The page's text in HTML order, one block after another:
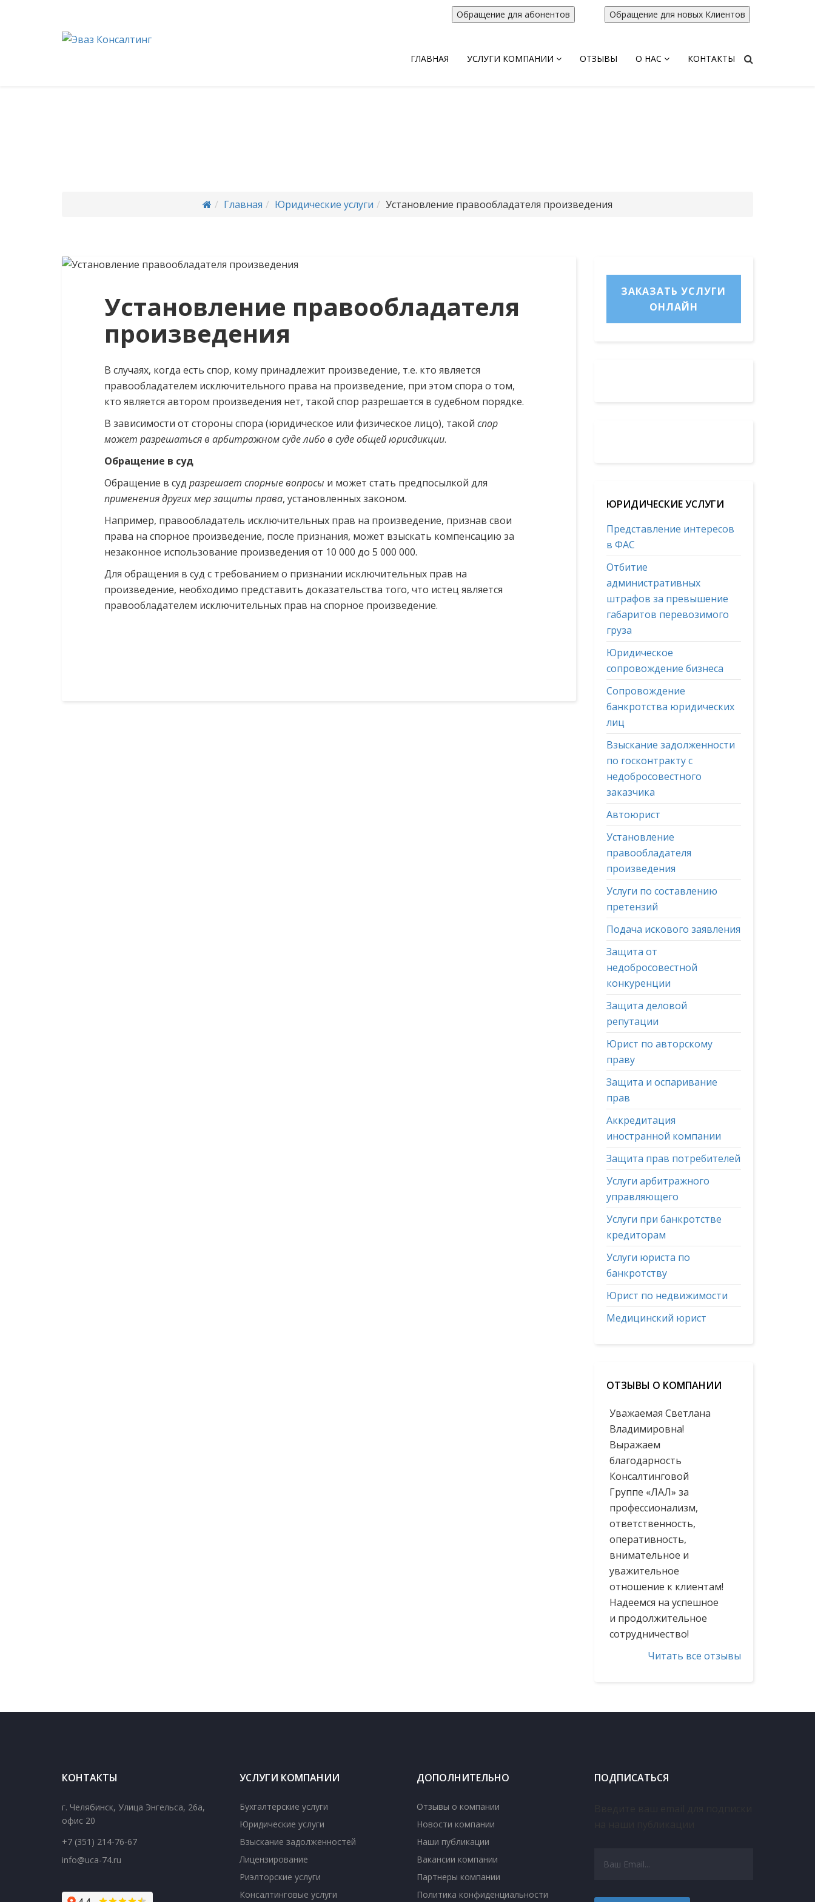
Обращение для абонентов Обращение для новых Клиентов
ГЛАВНАЯ УСЛУГИ КОМПАНИИ ОТЗЫВЫ О НАС КОНТАКТЫ
Главная Юридические услуги Установление правообладателя произведения
Установление правообладателя
произведения
В случаях, когда есть спор, кому принадлежит произведение, т.е. кто является
правообладателем исключительного права на произведение, при этом спора о том,
кто является автором произведения нет, такой спор разрешается в судебном порядке.
В зависимости от стороны спора (юридическое или физическое лицо), такой спор
может разрешаться в арбитражном суде либо в суде общей юрисдикции.
Обращение в суд
Обращение в суд разрешает спорные вопросы и может стать предпосылкой для
применения других мер защиты права, установленных законом.
Например, правообладатель исключительных прав на произведение, признав свои
права на спорное произведение, после признания, может взыскать компенсацию за
незаконное использование произведения от 10 000 до 5 000 000.
Для обращения в суд с требованием о признании исключительных прав на
произведение, необходимо представить доказательства того, что истец является
правообладателем исключительных прав на спорное произведение.
ЗАКАЗАТЬ УСЛУГИ
ОНЛАЙН
ЮРИДИЧЕСКИЕ УСЛУГИ
Представление интересов
в ФАС
Отбитие
административных
штрафов за превышение
габаритов перевозимого
груза
Юридическое
сопровождение бизнеса
Сопровождение
банкротства юридических
лиц
Взыскание задолженности
по госконтракту с
недобросовестного
заказчика
Автоюрист
Установление
правообладателя
произведения
Услуги по составлению
претензий
Подача искового заявления
Защита от
недобросовестной
конкуренции
Защита деловой
репутации
Юрист по авторскому
праву
Защита и оспаривание
прав
Аккредитация
иностранной компании
Защита прав потребителей
Услуги арбитражного
управляющего
Услуги при банкротстве
кредиторам
Услуги юриста по
банкротству
Юрист по недвижимости
Медицинский юрист
ОТЗЫВЫ О КОМПАНИИ
Владимировна!
Выражаем
благодарность
Консалтинговой
Группе «ЛАЛ» за
профессионализм,
ответственность,
оперативность,
внимательное и
уважительное
отношение к клиентам!
Надеемся на успешное
и продолжительное
сотрудничество!
Желаем Вам
процветания и долгих
директор ООО
Алексеевич! Выбирая
сотрудников, что мы и
Читать все отзывы
КОНТАКТЫ
г. Челябинск, Улица Энгельса, 26а,
офис 20
+7 (351) 214-76-67
info@uca-74.ru
УСЛУГИ КОМПАНИИ
Бухгалтерские услуги
Юридические услуги
Взыскание задолженностей
Лицензирование
Риэлторские услуги
Консалтинговые услуги
ДОПОЛНИТЕЛЬНО
Отзывы о компании
Новости компании
Наши публикации
Вакансии компании
Партнеры компании
Политика конфиденциальности
ПОДПИСАТЬСЯ